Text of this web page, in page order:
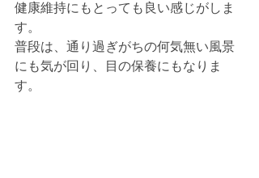
健康維持にもとっても良い感じがしま
す。
普段は、通り過ぎがちの何気無い風景
にも気が回り、目の保養にもなりま
す。